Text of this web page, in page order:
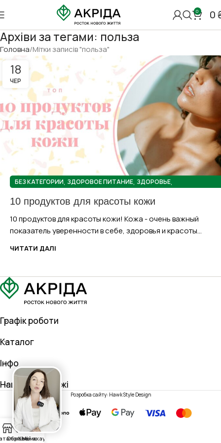
0 0
Архіви за тегами: польза
Головна Мітки записів "польза"
18
ЧЕР
БЕЗ КАТЕГОРИИ, ЗДОРОВОЕ ПИТАНИЕ, ЗДОРОВЬЕ,
10 продуктов для красоты кожи
10 продуктов для красоты кожи! Кожа - очень важный
показатель уверенности в себе, здоровья и красоты...
ЧИТАТИ ДАЛІ
Графік роботи
Каталог
Інфо
Наші соц. мережі
Розробка сайту: Hawk Style Design
ОбранеКошик
Мій акаунт